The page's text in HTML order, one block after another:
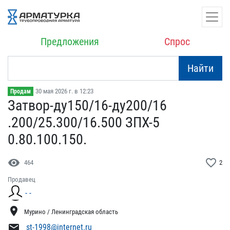
Предложения Спрос
Найти
Продам 30 мая 2026 г. в 12:23
Затвор-ду150/16-ду200/16​
.200/25.300/16.500 ЗПХ-5​
0.80.100.150.
visibility 464 favorite_border 2
Продавец
- -
location_on Мурино / Ленинградская область
st-1998@internet.ru